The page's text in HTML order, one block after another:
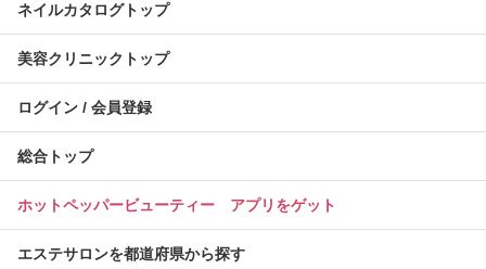
ネイルカタログトップ
美容クリニックトップ
ログイン / 会員登録
総合トップ
ホットペッパービューティー アプリをゲット
エステサロンを都道府県から探す